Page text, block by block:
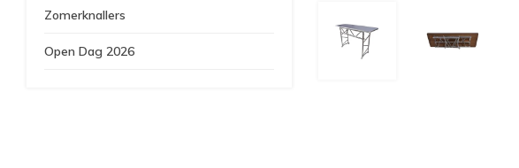
Zomerknallers
Open Dag 2026